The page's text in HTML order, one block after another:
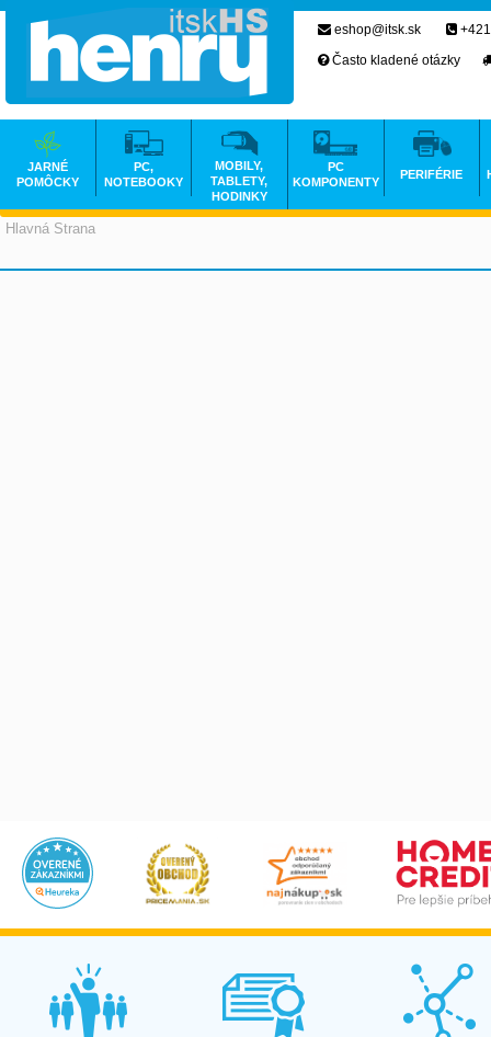
Hlavná Strana
eshop@itsk.sk
Často kladené otázky
JARNÉ
POMÔCKY
PC,
NOTEBOOKY
MOBILY,
TABLETY,
HODINKY
PC
KOMPONENTY
PERIFÉRIE